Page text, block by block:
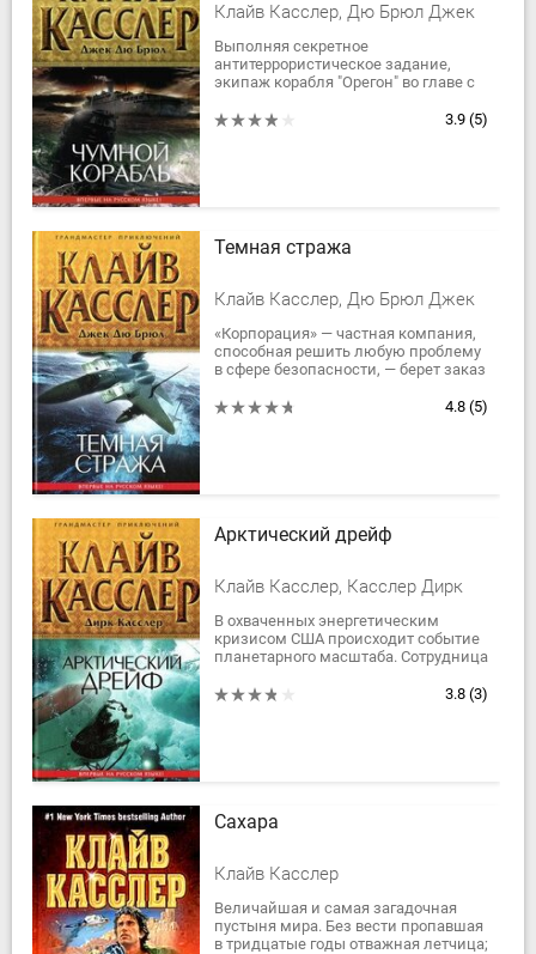
Клайв Касслер, Дю Брюл Джек
Выполняя секретное
антитеррористическое задание,
экипаж корабля "Орегон" во главе с
круизный лайнер, на котором все
3.9 (5)
Темная стража
Клайв Касслер, Дю Брюл Джек
«Корпорация» — частная компания,
способная решить любую проблему
в сфере безопасности, — берет заказ
разобраться со странными
4.8 (5)
Арктический дрейф
Клайв Касслер, Касслер Дирк
В охваченных энергетическим
кризисом США происходит событие
планетарного масштаба. Сотрудница
Лейн совершает удивительное
3.8 (3)
Сахара
Клайв Касслер
Величайшая и самая загадочная
пустыня мира. Без вести пропавшая
в тридцатые годы отважная летчица;